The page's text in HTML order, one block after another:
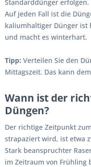
Standarddünger erfolgen.
Auf jeden Fall ist die
kaliumhaltiger Dünger ist
und macht es winterhart.
Tipp: Verteilen Sie den
Mittagszeit. Das kann
Wann ist der
Düngen?
Der richtige Zeitpunkt
strapaziert wird, ist etwa
Stark beanspruchter
im Zeitraum von Frühling